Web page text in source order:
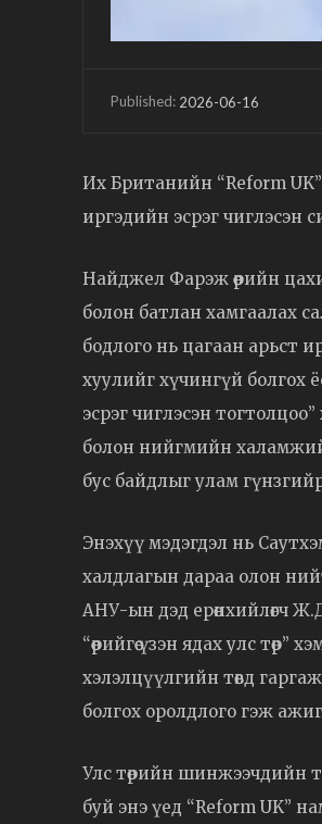
Published: 2026-06-16
Их Британийн “Reform
иргэдийн эсрэг чиглэсэн
Найджел Фарэж өөрийн
болон батлан хамгаалах
бодлого нь цагаан арьст
хуулийг хүчингүй болгох
эсрэг чиглэсэн
болон нийгмийн
бус байдлыг улам
Энэхүү мэдэгдэл нь
халдлагын дараа олон
АНУ-ын дэд ерөнхийлөгч
“өөрийгөө үзэн ядах улс
хэлэлцүүлгийн төвд
болгох оролдлого гэж
Улс төрийн шинжээчдийн
буй энэ үед “Reform UK”